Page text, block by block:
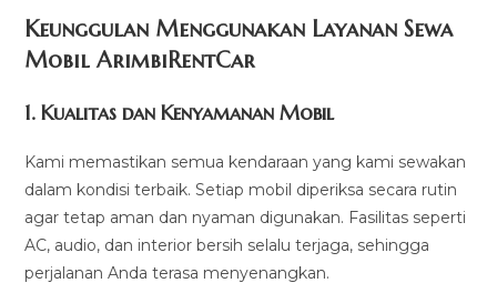
Keunggulan Menggunakan Layanan Sewa
Mobil ArimbiRentCar
1.Kualitas dan Kenyamanan Mobil
Kami memastikan semua kendaraan yang kami sewakan
dalam kondisi terbaik. Setiap mobil diperiksa secara rutin
agar tetap aman dan nyaman digunakan. Fasilitas seperti
AC, audio, dan interior bersih selalu terjaga, sehingga
perjalanan Anda terasa menyenangkan.